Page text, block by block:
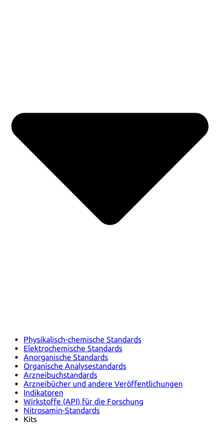
Physikalisch-chemische Standards
Elektrochemische Standards
Anorganische Standards
Organische Analysestandards
Arzneibuchstandards
Arzneibücher und andere Veröffentlichungen
Indikatoren
Wirkstoffe (API) für die Forschung
Nitrosamin-Standards
Kits